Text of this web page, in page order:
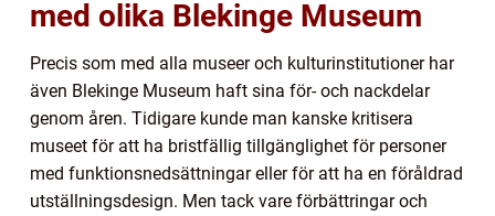
med olika Blekinge Museum
Precis som med alla museer och kulturinstitutioner har
även Blekinge Museum haft sina för- och nackdelar
genom åren. Tidigare kunde man kanske kritisera
museet för att ha bristfällig tillgänglighet för personer
med funktionsnedsättningar eller för att ha en föråldrad
utställningsdesign. Men tack vare förbättringar och